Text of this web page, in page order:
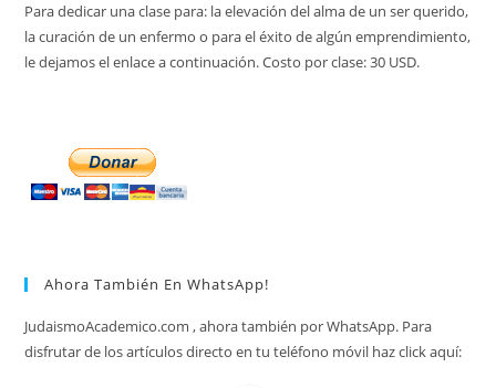
Para dedicar una clase para: la elevación del alma de un ser querido,
la curación de un enfermo o para el éxito de algún emprendimiento,
le dejamos el enlace a continuación. Costo por clase: 30 USD.
Ahora También En WhatsApp!
JudaismoAcademico.com , ahora también por WhatsApp. Para
disfrutar de los artículos directo en tu teléfono móvil haz click aquí: